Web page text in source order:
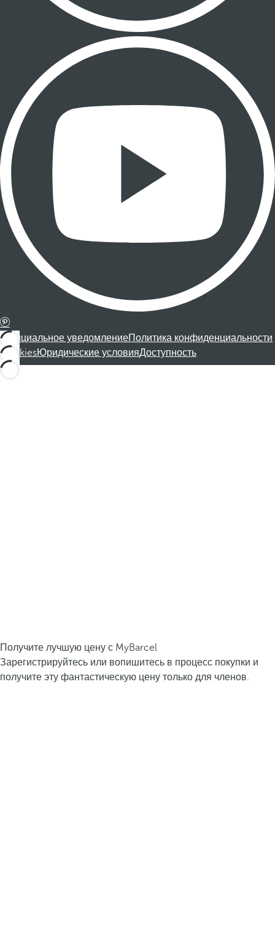
Официальное уведомлениеПолитика конфиденциальности
CookiesЮридические условияДоступность
Получите лучшую цену с MyBarcel
Зарегистрируйтесь или вопишитесь в процесс покупки и
получите эту фантастическую цену только для членов.